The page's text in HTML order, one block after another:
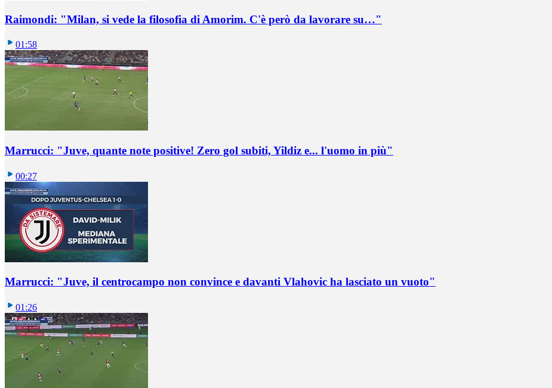
Raimondi: "Milan, si vede la filosofia di Amorim. C'è però da lavorare su…"
01:58
Marrucci: "Juve, quante note positive! Zero gol subiti, Yildiz e... l'uomo in più"
00:27
Marrucci: "Juve, il centrocampo non convince e davanti Vlahovic ha lasciato un vuoto"
01:26